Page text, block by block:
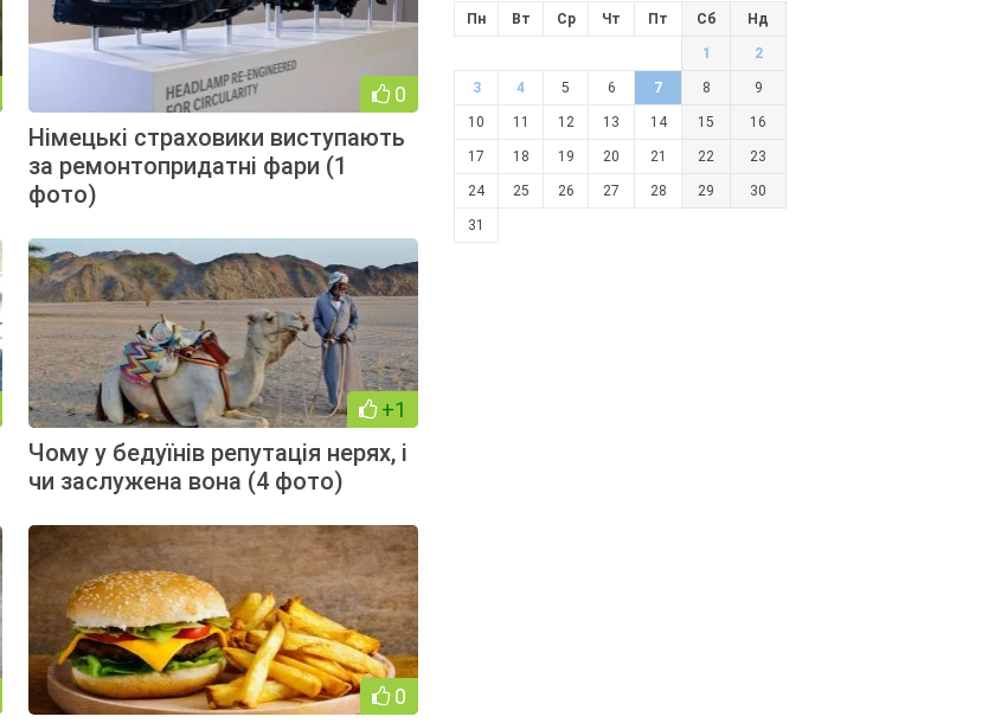
0
Німецькі страховики виступають
за ремонтопридатні фари (1
фото)
+1
Чому у бедуїнів репутація нерях, і
чи заслужена вона (4 фото)
0
Пн Вт Ср Чт Пт Сб Нд
1 2
3 4 5 6 7 8 9
10 11 12 13 14 15 16
17 18 19 20 21 22 23
24 25 26 27 28 29 30
31